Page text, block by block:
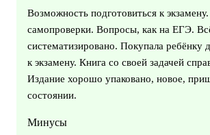
Возможность подготовиться к
самопроверки. Вопросы, как на ЕГЭ.
систематизировано. Покупала ребёнку
к экзамену. Книга со своей задачей
Издание хорошо упаковано, новое,
состоянии.
Минусы